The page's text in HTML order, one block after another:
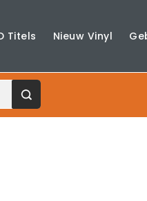
Titels Nieuw Vinyl